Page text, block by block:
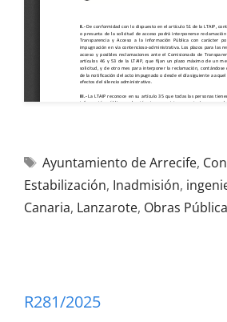
Ayuntamiento de Arrecife,
Estabilización, Inadmisión,
Canaria, Lanzarote, Obras
R281/2025